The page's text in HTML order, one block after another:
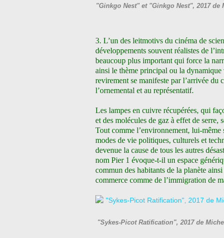
"Ginkgo Nest" et "Ginkgo Nest", 2017 de
3. L’un des leitmotivs du cinéma de
développements souvent réalistes de
beaucoup plus important qui force la
ainsi le thème principal ou la
revirement se manifeste par l’arrivée du
l’ornemental et au représentatif.
Les lampes en cuivre récupérées, qui
et des molécules de gaz à effet de serre,
Tout comme l’environnement, lui-
modes de vie politiques, culturels et
devenue la cause de tous les autres
nom Pier 1 évoque-t-il un espace
commun des habitants de la planète
commerce comme de l’immigration de
"Sykes-Picot Ratification", 2017 de